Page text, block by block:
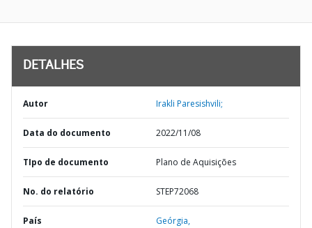
DETALHES
Autor Irakli Paresishvili;
Data do documento 2022/11/08
TIpo de documento Plano de Aquisições
No. do relatório STEP72068
País Geórgia,